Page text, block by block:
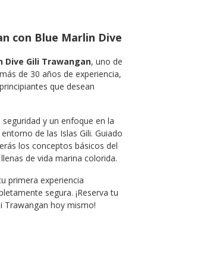
con Blue Marlin Dive
Dive Gili Trawangan, uno de
de 30 años de experiencia,
que desean
y un enfoque en la
de las Islas Gili. Guiado
los conceptos básicos del
de vida marina colorida.
primera experiencia
segura. ¡Reserva tu
Trawangan hoy mismo!